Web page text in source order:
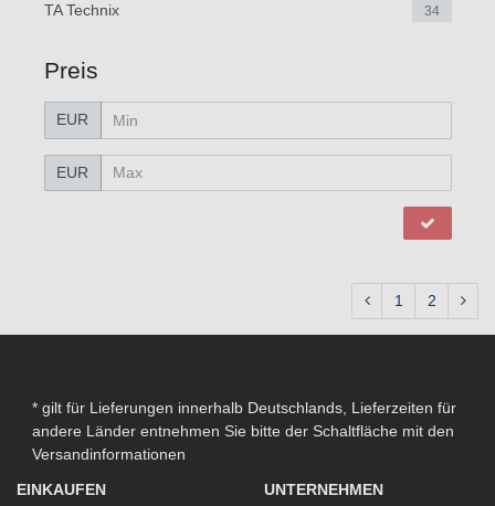
TA Technix 34
Preis
EUR
EUR
1 2
* gilt für Lieferungen innerhalb Deutschlands, Lieferzeiten für
andere Länder entnehmen Sie bitte der Schaltfläche mit den
Versandinformationen
EINKAUFEN
UNTERNEHMEN